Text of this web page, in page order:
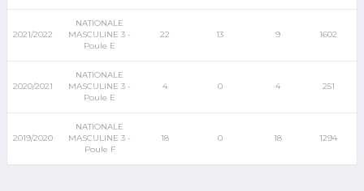
2021/2022
NATIONALE
MASCULINE 3 -
Poule E
22 13 9 1602
2020/2021
NATIONALE
MASCULINE 3 -
Poule E
4 0 4 251
2019/2020
NATIONALE
MASCULINE 3 -
Poule F
18 0 18 1294